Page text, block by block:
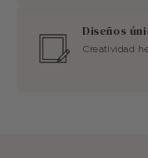
Diseños
Creatividad